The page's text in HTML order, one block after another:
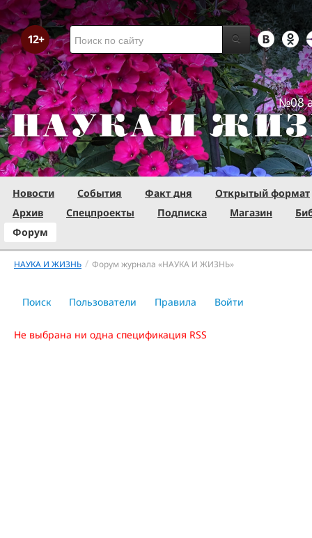
№08
Новости События Факт дня
Открытый формат
Архив
Спецпроекты Подписка Магазин
Форум
НАУКА И ЖИЗНЬ / Форум журнала «НАУКА И ЖИЗНЬ»
Поиск Пользователи Правила Войти
Не выбрана ни одна спецификация RSS